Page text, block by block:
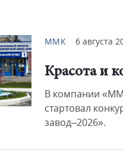
ММК 6 августа
Красота и
В компании
стартовал
завод–2026».